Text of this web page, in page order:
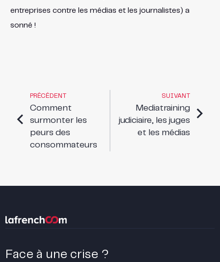
entreprises contre les médias et les journalistes) a
sonné !
PRÉCÉDENT
Comment
surmonter les
peurs des
consommateurs
SUIVANT
Mediatraining
judiciaire, les juges
et les médias
Face à une crise ?